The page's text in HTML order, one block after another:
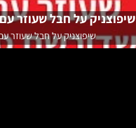
שיפוצניק על חבל שעוזר
שיפוצניק על חבל שעוזר